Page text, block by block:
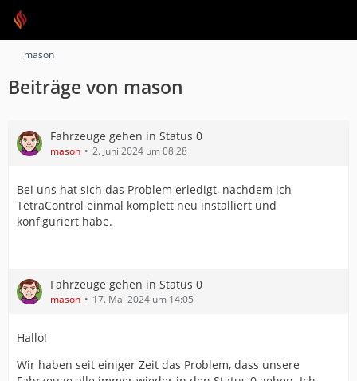
mason
Beiträge von mason
Fahrzeuge gehen in Status 0
mason 2. Juni 2024 um 08:28
Bei uns hat sich das Problem erledigt, nachdem ich
TetraControl einmal komplett neu installiert und
konfiguriert habe.
Fahrzeuge gehen in Status 0
mason 17. Mai 2024 um 14:05
Hallo!
Wir haben seit einiger Zeit das Problem, dass unsere